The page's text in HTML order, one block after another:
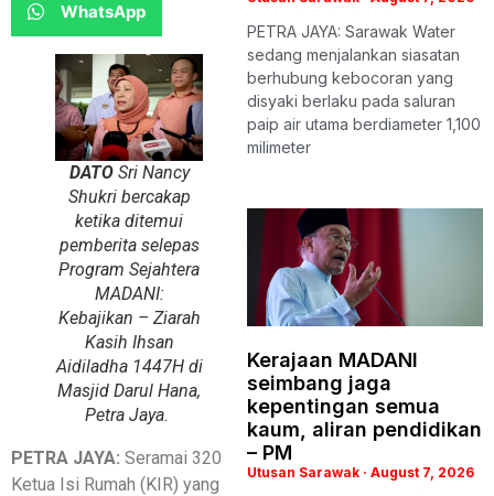
WhatsApp
DATO Sri Nancy
Shukri bercakap
ketika ditemui
pemberita selepas
Program Sejahtera
MADANI:
Kebajikan – Ziarah
Kasih Ihsan
Aidiladha 1447H di
Masjid Darul Hana,
Petra Jaya.
PETRA JAYA: Seramai 320
Ketua Isi Rumah (KIR) yang
PETRA JAYA: Sarawak Water
sedang menjalankan siasatan
berhubung kebocoran yang
disyaki berlaku pada saluran
paip air utama berdiameter 1,100
milimeter
Kerajaan MADANI
seimbang jaga
kepentingan semua
kaum, aliran pendidikan
– PM
Utusan Sarawak August 7, 2026